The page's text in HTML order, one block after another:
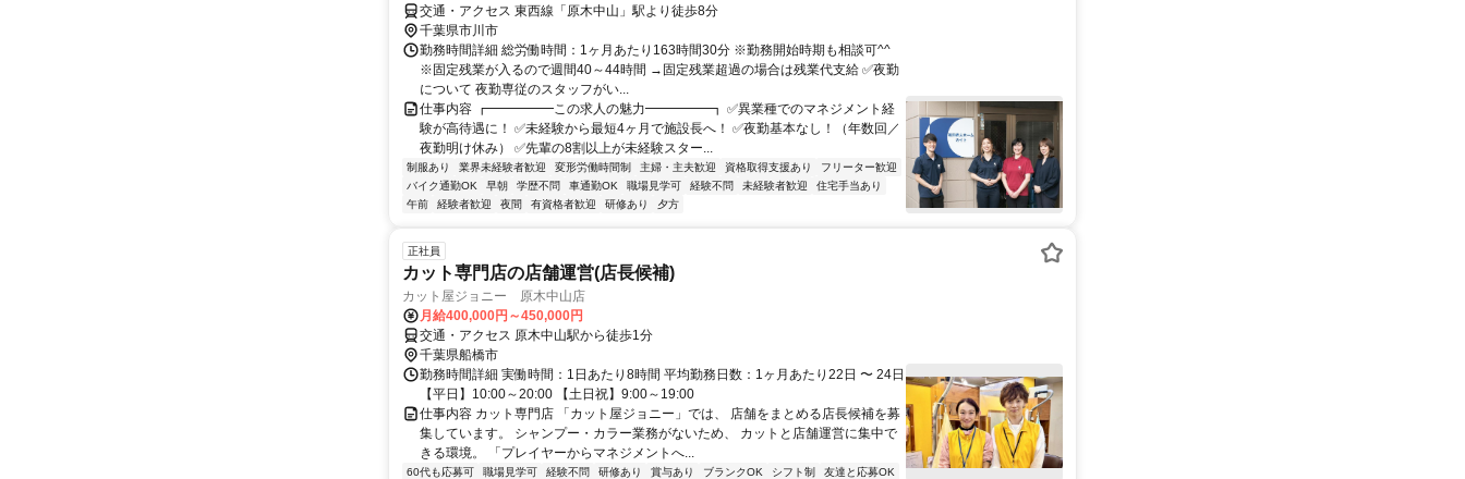
交通・アクセス 東西線「原木中山」駅より徒歩8分
千葉県市川市
勤務時間詳細 総労働時間：1ヶ月あたり163時間30分 ※勤務開始時期も相談可^^
※固定残業が入るので週間40～44時間 →固定残業超過の場合は残業代支給 ✅夜勤
について 夜勤専従のスタッフがい...
仕事内容 ┏━━━━━この求人の魅力━━━━━┓ ✅異業種でのマネジメント経
験が高待遇に！ ✅未経験から最短4ヶ月で施設長へ！ ✅夜勤基本なし！（年数回／
夜勤明け休み） ✅先輩の8割以上が未経験スター...
制服あり 業界未経験者歓迎 変形労働時間制 主婦・主夫歓迎 資格取得支援あり
フリーター歓迎
バイク通勤OK
早朝 学歴不問 車通勤OK 職場見学可 経験不問 未経験者歓迎
住宅手当あり
午前
経験者歓迎 夜間 有資格者歓迎 研修あり 夕方
正社員
カット専門店の店舗運営(店長候補)
カット屋ジョニー 原木中山店
月給400,000円～450,000円
交通・アクセス 原木中山駅から徒歩1分
千葉県船橋市
勤務時間詳細 実働時間：1日あたり8時間 平均勤務日数：1ヶ月あたり22日 〜 24日
【平日】10:00～20:00 【土日祝】9:00～19:00
仕事内容 カット専門店 「カット屋ジョニー」では、 店舗をまとめる店長候補を募
集しています。 シャンプー・カラー業務がないため、 カットと店舗運営に集中で
きる環境。 「プレイヤーからマネジメントへ...
60代も応募可 職場見学可 経験不問 研修あり 賞与あり ブランクOK シフト制 友達と応募OK